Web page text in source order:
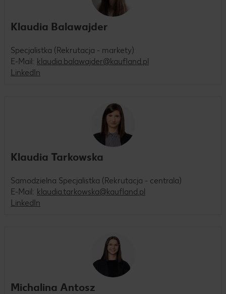
Klaudia Balawajder
Specjalistka (Rekrutacja - markety)
E-Mail: klaudia.balawajder@kaufland.pl
LinkedIn
Klaudia Tarkowska
Samodzielna Specjalistka (Rekrutacja - centrala)
E-Mail: klaudia.tarkowska@kaufland.pl
LinkedIn
Michalina Antosz